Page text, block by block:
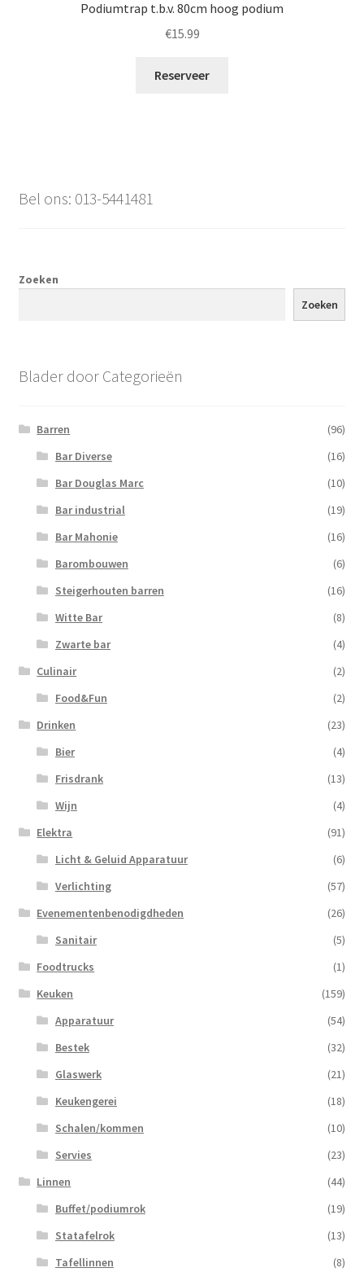
Podiumtrap t.b.v. 80cm hoog podium
€15.99
Reserveer
Bel ons: 013-5441481
Zoeken
Zoeken
Blader door Categorieën
Barren
(96)
Bar Diverse
(16)
Bar Douglas Marc
(10)
Bar industrial
(19)
Bar Mahonie
(16)
Barombouwen
(6)
Steigerhouten barren
(16)
Witte Bar
(8)
Zwarte bar
(4)
Culinair
(2)
Food&Fun
(2)
Drinken
(23)
Bier
(4)
Frisdrank
(13)
Wijn
(4)
Elektra
(91)
Licht & Geluid Apparatuur
(6)
Verlichting
(57)
Evenementenbenodigdheden
(26)
Sanitair
(5)
Foodtrucks
(1)
Keuken
(159)
Apparatuur
(54)
Bestek
(32)
Glaswerk
(21)
Keukengerei
(18)
Schalen/kommen
(10)
Servies
(23)
Linnen
(44)
Buffet/podiumrok
(19)
Statafelrok
(13)
Tafellinnen
(8)